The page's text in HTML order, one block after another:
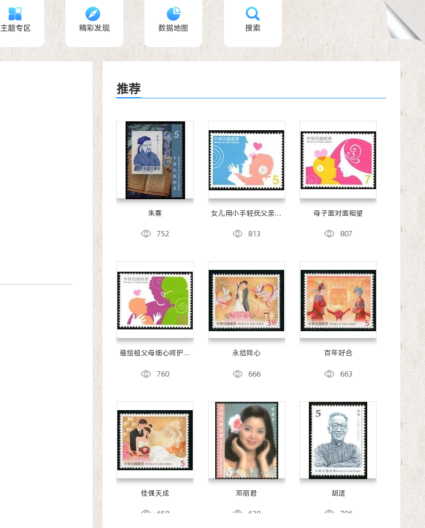
主题专区 精彩发现 数据地图 搜索
推荐
朱熹
752
女儿用小手轻抚父亲脸
813
母子面对面相望
807
描绘祖父母细心呵护孙
760
永结同心
666
百年好合
663
佳偶天成
658
邓丽君
628
胡适
706